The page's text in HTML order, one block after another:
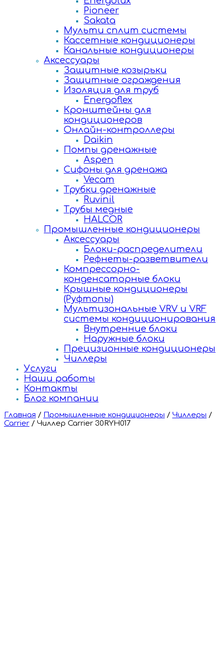
Pioneer
Sakata
Мульти сплит системы
Кассетные кондиционеры
Канальные кондиционеры
Аксессуары
Защитные козырьки
Защитные ограждения
Изоляция для труб
Energoflex
Кронштейны для
кондиционеров
Онлайн-контроллеры
Daikin
Помпы дренажные
Aspen
Сифоны для дренажа
Vecam
Трубки дренажные
Ruvinil
Трубы медные
HALCOR
Промышленные кондиционеры
Аксессуары
Блоки-распределители
Рефнеты-разветвители
Компрессорно-
конденсаторные блоки
Крышные кондиционеры
(Руфтопы)
Мультизональные VRV и VRF
системы кондиционирования
Внутренние блоки
Наружные блоки
Прецизионные кондиционеры
Чиллеры
Услуги
Наши работы
Контакты
Блог компании
Главная / Промышленные кондиционеры / Чиллеры /
Carrier / Чиллер Carrier 30RYH017